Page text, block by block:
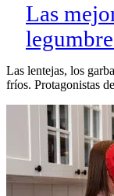
Las
Las lentejas, los
fríos. Protagonistas